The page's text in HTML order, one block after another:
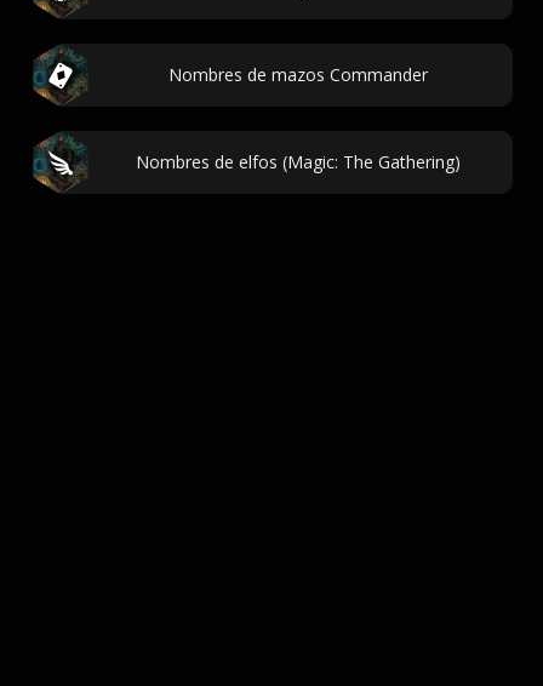
Nombres de mazos Commander
Nombres de elfos (Magic: The Gathering)